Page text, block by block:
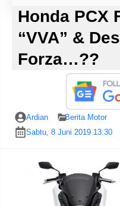
Honda PCX
“VVA” &
Forza…??
Ardian
Berita Motor
Sabtu, 8 Juni 2019 13:30